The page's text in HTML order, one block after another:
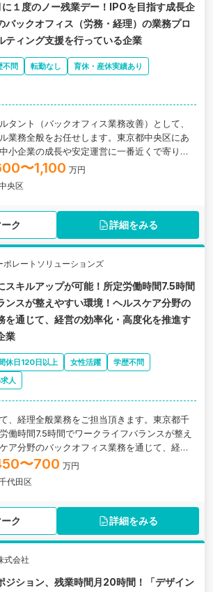
１度のノー残業デー！IPOを目指す成長企
バックオフィス（労務・経理）の業務プロ
ティング支援を行っている企業
不問 転勤なし
育休・産休実績あり
タント（バックオフィス業務改善）として、
業務全般をお任せします。東京都中央区にあ
小企業の成長や安定運営に一番近くで寄り添
務がメインの事業会社の求人です。
〜1,100 万円
央区
ク 詳細をみる
レートソリューションズ
スキルアップが可能！所定労働時間7.5時間
ンスが整えやすい環境！ヘルスケア分野の
を通じて、経営の効率化・高度化を推進す
業
休日120日以上 女性活躍
学歴不問
人
、経理全般業務をご担当頂きます。東京都千
働時間7.5時間でワークライフバランスが整え
ア分野のバックオフィス業務を通じて、経営
進するスタートアップ企業の求人です。
〜700 万円
代田区
ク 詳細をみる
式会社
ジション、残業時間月20時間！「デザイン